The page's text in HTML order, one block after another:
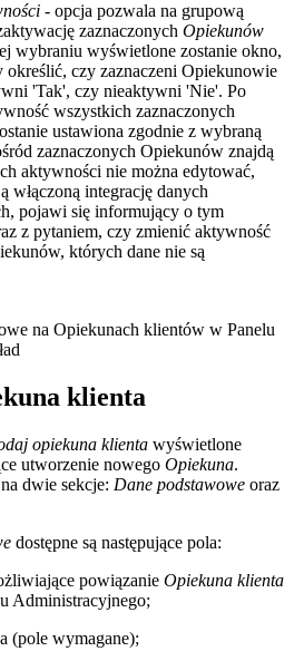
- opcja pozwala na grupową
zaznaczonych Opiekunów
wybraniu wyświetlone zostanie okno,
określić, czy zaznaczeni Opiekunowie
'Tak', czy nieaktywni 'Nie'. Po
wszystkich zaznaczonych
ustawiona zgodnie z wybraną
zaznaczonych Opiekunów znajdą
aktywności nie można edytować,
włączoną integrację danych
pojawi się informujący o tym
z pytaniem, czy zmienić aktywność
których dane nie są
na Opiekunach klientów w Panelu
klienta
opiekuna klienta wyświetlone
utworzenie nowego Opiekuna.
dwie sekcje: Dane podstawowe oraz
dostępne są następujące pola:
powiązanie Opiekuna klienta
Administracyjnego;
(pole wymagane);